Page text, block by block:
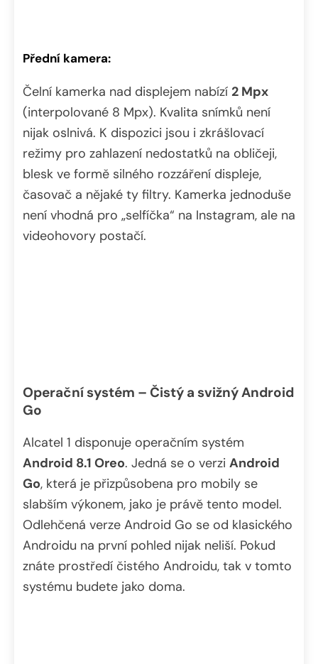
Přední kamera:
Čelní kamerka nad displejem nabízí 2 Mpx
(interpolované 8 Mpx). Kvalita snímků není
nijak oslnivá. K dispozici jsou i zkrášlovací
režimy pro zahlazení nedostatků na obličeji,
blesk ve formě silného rozzáření displeje,
časovač a nějaké ty filtry. Kamerka jednoduše
není vhodná pro „selfíčka“ na Instagram, ale na
videohovory postačí.
Operační systém – Čistý a svižný Android
Go
Alcatel 1 disponuje operačním systém
Android 8.1 Oreo. Jedná se o verzi Android
Go, která je přizpůsobena pro mobily se
slabším výkonem, jako je právě tento model.
Odlehčená verze Android Go se od klasického
Androidu na první pohled nijak neliší. Pokud
znáte prostředí čistého Androidu, tak v tomto
systému budete jako doma.